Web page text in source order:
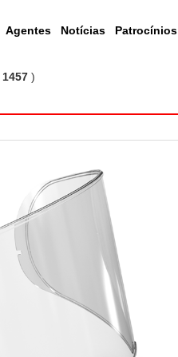
Agentes Notícias Patrocínios
1457 )